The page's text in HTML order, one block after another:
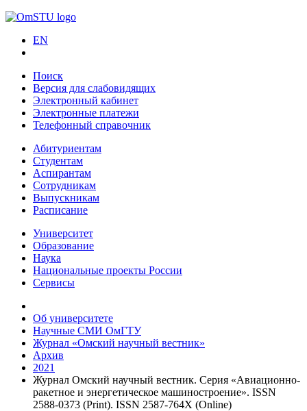
EN
Поиск
Версия для слабовидящих
Электронный кабинет
Электронные платежи
Телефонный справочник
Абитуриентам
Студентам
Аспирантам
Сотрудникам
Выпускникам
Расписание
Университет
Образование
Наука
Национальные проекты России
Сервисы
Об университете
Научные СМИ ОмГТУ
Журнал «Омский научный вестник»
Архив
2021
Журнал Омский научный вестник. Серия «Авиационно-
ракетное и энергетическое машиностроение». ISSN
2588-0373 (Print). ISSN 2587-764X (Online)